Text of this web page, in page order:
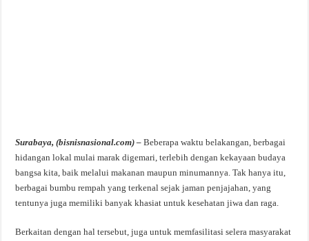
Surabaya, (bisnisnasional.com) – Beberapa waktu belakangan, berbagai
hidangan lokal mulai marak digemari, terlebih dengan kekayaan budaya
bangsa kita, baik melalui makanan maupun minumannya. Tak hanya itu,
berbagai bumbu rempah yang terkenal sejak jaman penjajahan, yang
tentunya juga memiliki banyak khasiat untuk kesehatan jiwa dan raga.
Berkaitan dengan hal tersebut, juga untuk memfasilitasi selera masyarakat